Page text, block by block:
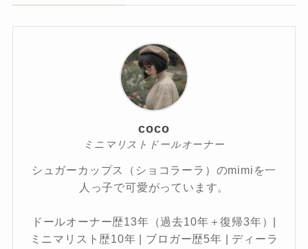
coco
ミニマリストドールオーナー
シュガーカップス（ショコラーラ）のmimiを一
人っ子で可愛がっています。
ドールオーナー歴13年（過去10年＋復帰3年）|
ミニマリスト歴10年 | ブロガー歴5年 | ディーラ